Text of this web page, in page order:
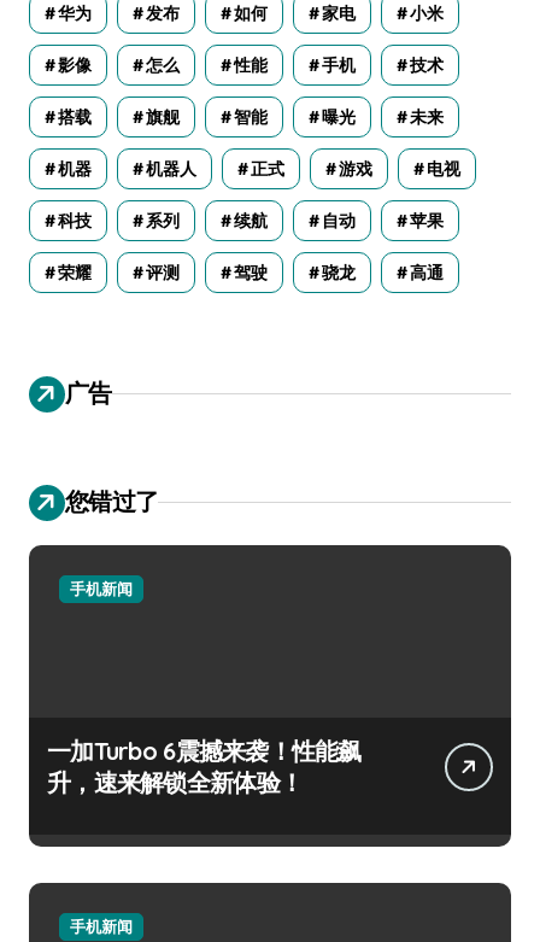
华为 发布 如何 家电 小米
影像 怎么 性能 手机 技术
搭载 旗舰 智能 曝光 未来
机器 机器人 正式 游戏 电视
科技 系列 续航 自动 苹果
荣耀 评测 驾驶 骁龙 高通
广告
您错过了
手机新闻
一加Turbo 6震撼来袭！性能飙
升，速来解锁全新体验！
手机新闻